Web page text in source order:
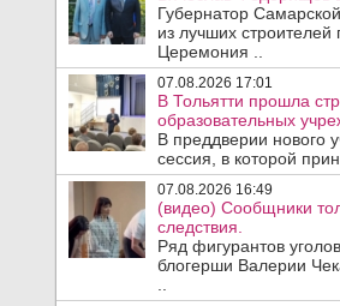
Губернатор
из лучших
Церемония ..
07.08.2026 17:01
В Тольятти прошла
образовательных
В преддверии нового
сессия, в которой
07.08.2026 16:49
(видео) Сообщники
следствия.
Ряд фигурантов
блогерши Валерии